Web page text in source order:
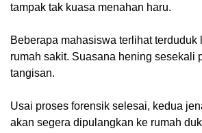
tampak tak kuasa menahan haru.
Beberapa mahasiswa terlihat terduduk
rumah sakit. Suasana hening sesekali
tangisan.
Usai proses forensik selesai, kedua
akan segera dipulangkan ke rumah